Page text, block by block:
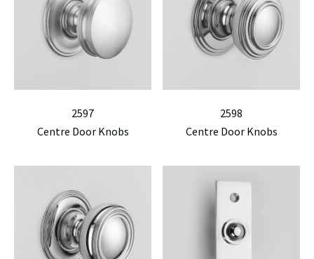
2597
Centre Door Knobs
2598
Centre Door Knobs